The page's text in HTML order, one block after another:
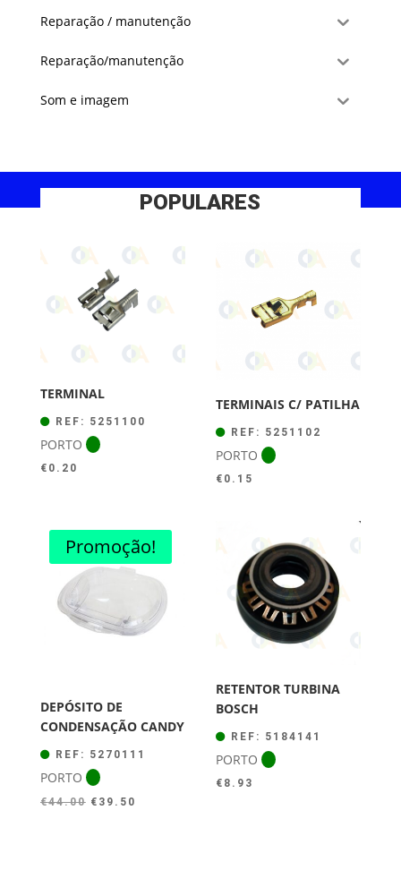
Reparação / manutenção
Reparação/manutenção
Som e imagem
POPULARES
TERMINAL
REF: 5251100
PORTO
€ 0.20
TERMINAIS C/ PATILHA
REF: 5251102
PORTO
€ 0.15
Promoção!
DEPÓSITO DE
CONDENSAÇÃO CANDY
REF: 5270111
PORTO
€44.00 O
€ 39.50
RETENTOR TURBINA
BOSCH
REF: 5184141
PORTO
€ 8.93